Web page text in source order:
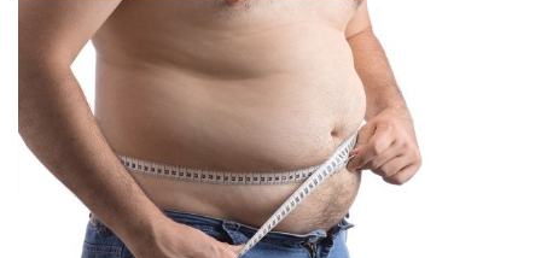
relaks
filozofia życia
wolność od stresu
miłość i rodzina
w rodzinie
wychowanie dzieci